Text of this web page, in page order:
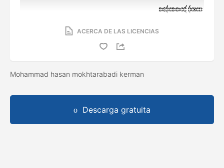
ACERCA DE LAS LICENCIAS
Mohammad hasan mokhtarabadi kerman
Descarga gratuita